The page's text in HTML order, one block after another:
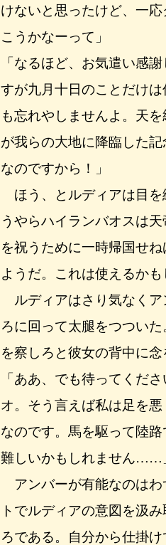
けないと思ったけど、一
こうかなーって」
「なるほど、お気遣い感
すが九月十日のことだけ
も忘れやしませんよ。天
が我らの大地に降臨した
なのですから！」
ほう、とルディアは目を
うやらハイランバオスは
を祝うために一時帰国せ
ようだ。これは使えるか
ルディアはさり気なくア
ろに回って太腿をつつい
を察しろと彼女の背中に
「ああ、でも待ってくだ
オ。そう言えば私は足を
なのです。馬を駆って陸
難しいかもしれません……
アンバーが有能なのはわ
トでルディアの意図を汲
ろである。自分から仕掛